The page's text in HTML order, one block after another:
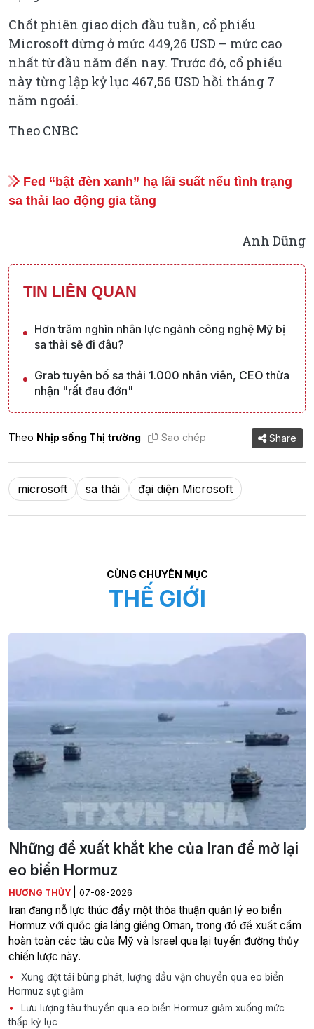
Chốt phiên giao dịch đầu tuần, cổ phiếu
Microsoft dừng ở mức 449,26 USD – mức cao
nhất từ đầu năm đến nay. Trước đó, cổ phiếu
này từng lập kỷ lục 467,56 USD hồi tháng 7
năm ngoái.
Theo CNBC
Fed “bật đèn xanh” hạ lãi suất nếu tình trạng
sa thải lao động gia tăng
Anh Dũng
TIN LIÊN QUAN
Hơn trăm nghìn nhân lực ngành công nghệ Mỹ bị
sa thải sẽ đi đâu?
Grab tuyên bố sa thải 1.000 nhân viên, CEO thừa
nhận "rất đau đớn"
Theo Nhịp sống Thị trường Sao chép Share
microsoft sa thải đại diện Microsoft
CÙNG CHUYÊN MỤC
THẾ GIỚI
Những đề xuất khắt khe của Iran để mở lại
eo biển Hormuz
HƯƠNG THỦY 07-08-2026
Iran đang nỗ lực thúc đẩy một thỏa thuận quản lý eo biển
Hormuz với quốc gia láng giềng Oman, trong đó đề xuất cấm
hoàn toàn các tàu của Mỹ và Israel qua lại tuyến đường thủy
chiến lược này.
Xung đột tái bùng phát, lượng dầu vận chuyển qua eo biển
Hormuz sụt giảm
Lưu lượng tàu thuyền qua eo biển Hormuz giảm xuống mức
thấp kỷ lục